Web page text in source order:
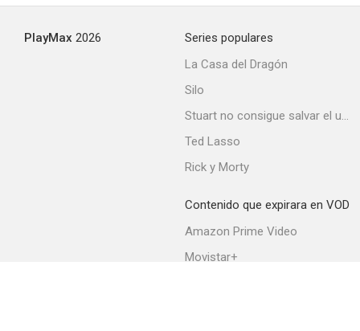
PlayMax 2026
Series populares
La Casa del Dragón
Silo
Stuart no consigue salvar el universo
Ted Lasso
Rick y Morty
Contenido que expirara en VOD
Amazon Prime Video
Movistar+